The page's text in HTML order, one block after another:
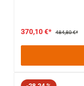
370,10 €* 484,80 €*